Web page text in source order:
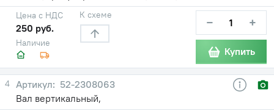
Наличие
Цена с НДС
250 руб.
К схеме − +
Купить
4
52-2308063
Вал вертикальный,